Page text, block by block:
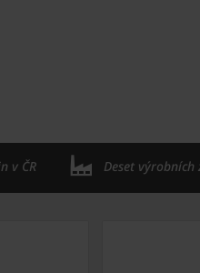
v ČR Deset výrobních